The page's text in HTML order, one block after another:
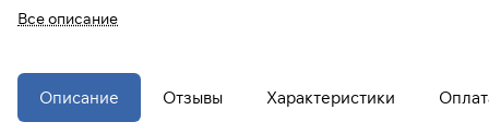
Все описание
Описание Отзывы Характеристики
Оставшиеся
% будут
списываться